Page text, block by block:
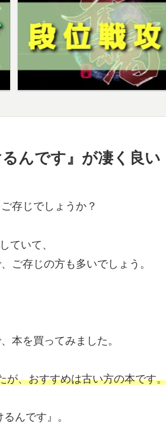
んです』が凄く良い
存じでしょうか？
ていて、
ご存じの方も多いでしょう。
本を買ってみました。
が、おすすめは古い方の本です
んです』。